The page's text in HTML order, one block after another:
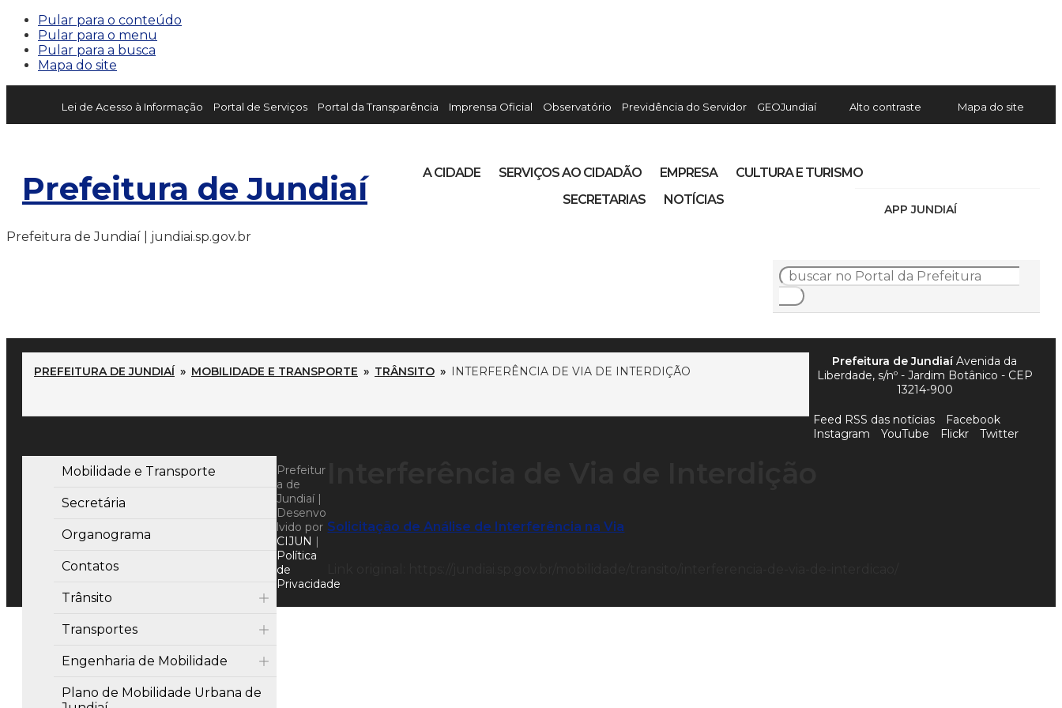
Pular para o conteúdo
Pular para o menu
Pular para a busca
Mapa do site
Lei de Acesso à Informação Portal de Serviços Portal da Transparência Imprensa Oficial Observatório Previdência do Servidor GEOJundiaí Alto contraste Mapa do site
Prefeitura de Jundiaí
APP JUNDIAÍ
A CIDADE SERVIÇOS AO CIDADÃO EMPRESA
CULTURA E TURISMO
SECRETARIAS
NOTÍCIAS
Prefeitura de Jundiaí | jundiai.sp.gov.br
PREFEITURA DE JUNDIAÍ » MOBILIDADE E TRANSPORTE » TRÂNSITO » INTERFERÊNCIA DE VIA DE INTERDIÇÃO
Mobilidade e Transporte
Secretária
Organograma
Contatos
Trânsito
Transportes
Engenharia de Mobilidade
Plano de Mobilidade Urbana de
Solicitação de Análise de Interferência na Via
Prefeitura de JundiaíAvenida da
Liberdade, s/nº - Jardim Botânico - CEP
13214-900
Feed RSS das notícias
Facebook
Instagram
YouTube Flickr Twitter
Prefeitur
a de
Jundiaí |
Desenvo
lvido por
CIJUN |
Política
de
Privacidade